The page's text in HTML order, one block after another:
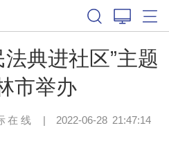
典进社区”主题
市举办
在线 | 2022-06-28 21:47:14